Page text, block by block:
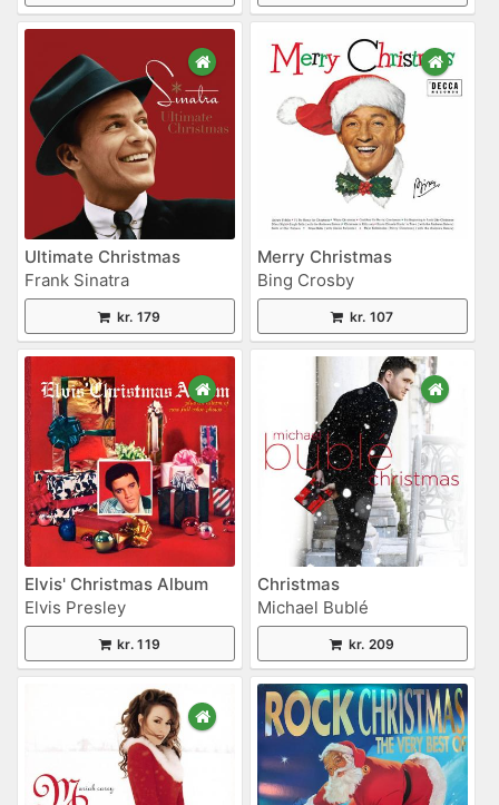
Ultimate Christmas
Frank Sinatra
kr. 179
Merry Christmas
Bing Crosby
kr. 107
Elvis' Christmas Album
Elvis Presley
kr. 119
Christmas
Michael Bublé
kr. 209